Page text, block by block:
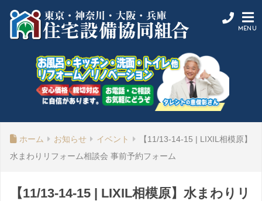
ホーム お知らせ イベント
【11/13-14-15 | LIXIL相模原】
水まわりリフォーム相談会 事前予約フォーム
【11/13-14-15 | LIXIL相模原】水まわりリ